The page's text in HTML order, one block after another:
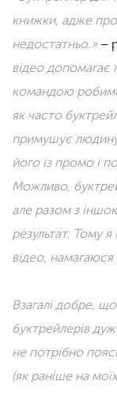
книжки, адже
недостатньо.» –
відео
командою
як часто
примушує
його із промо і
Можливо,
але разом з
результат. Тому
відео,
Взагалі добре,
буктрейлерів
не потрібно
(як раніше на